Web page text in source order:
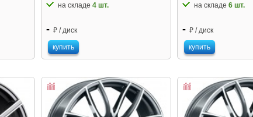
на складе 4 шт.
- ₽ / диск
купить
на складе6 шт.
- ₽ / диск
купить